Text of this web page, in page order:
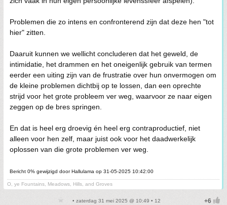
Problemen die zo intens en confronterend zijn dat deze hen "tot
hier" zitten.
Daaruit kunnen we wellicht concluderen dat het geweld, de
intimidatie, het drammen en het oneigenlijk gebruik van termen
eerder een uiting zijn van de frustratie over hun onvermogen om
de kleine problemen dichtbij op te lossen, dan een oprechte
strijd voor het grote probleem ver weg, waarvoor ze naar eigen
zeggen op de bres springen.
En dat is heel erg droevig én heel erg contraproductief, niet
alleen voor hen zelf, maar juist ook voor het daadwerkelijk
oplossen van die grote problemen ver weg.
Bericht 0% gewijzigd door Hallulama op 31-05-2025 10:42:00
O, ye Fountains, Meadows, Hills, and Groves
• zaterdag 31 mei 2025 @ 10:49 • 12